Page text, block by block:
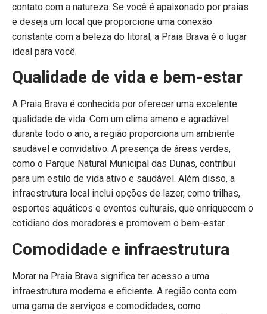
contato com a natureza. Se você é apaixonado por praias
e deseja um local que proporcione uma conexão
constante com a beleza do litoral, a Praia Brava é o lugar
ideal para você.
Qualidade de vida e bem-estar
A Praia Brava é conhecida por oferecer uma excelente
qualidade de vida. Com um clima ameno e agradável
durante todo o ano, a região proporciona um ambiente
saudável e convidativo. A presença de áreas verdes,
como o Parque Natural Municipal das Dunas, contribui
para um estilo de vida ativo e saudável. Além disso, a
infraestrutura local inclui opções de lazer, como trilhas,
esportes aquáticos e eventos culturais, que enriquecem o
cotidiano dos moradores e promovem o bem-estar.
Comodidade e infraestrutura
Morar na Praia Brava significa ter acesso a uma
infraestrutura moderna e eficiente. A região conta com
uma gama de serviços e comodidades, como